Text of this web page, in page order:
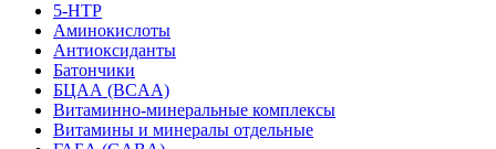
5-HTP
Аминокислоты
Антиоксиданты
Батончики
БЦАА (BCAA)
Витаминно-минеральные комплексы
Витамины и минералы отдельные